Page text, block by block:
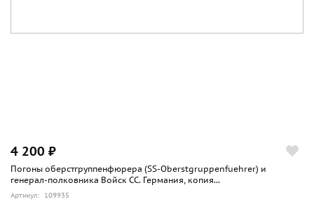
4 200 ₽
Погоны оберстгруппенфюрера (SS-Oberstgruppenfuehrer) и
генерал-полковника Войск СС. Германия, копия...
Артикул: 109935